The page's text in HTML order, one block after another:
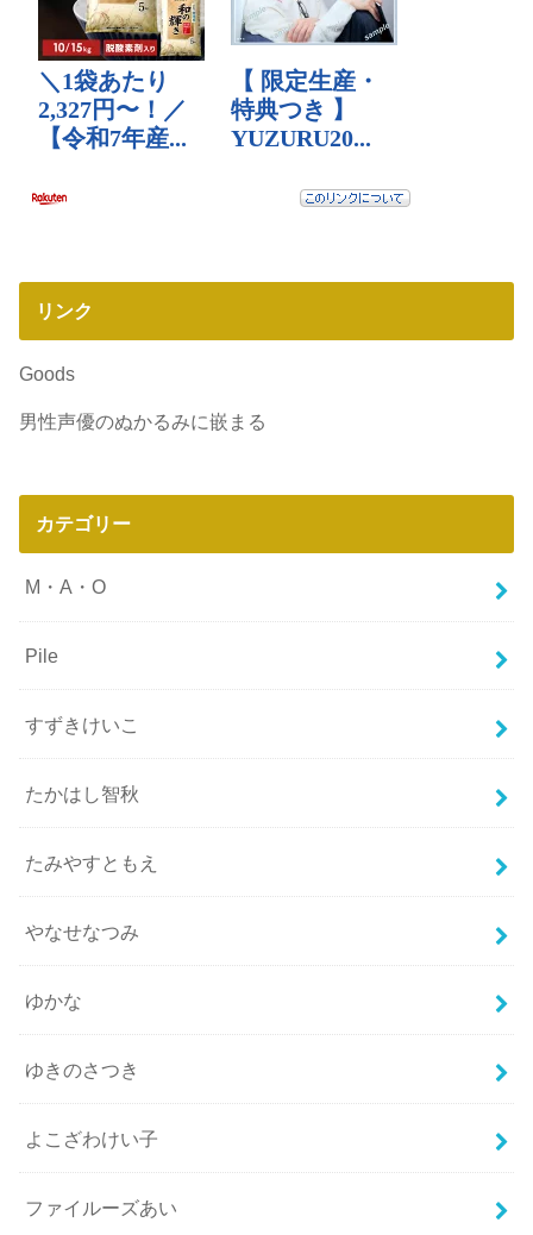
リンク
Goods
男性声優のぬかるみに嵌まる
カテゴリー
M・A・O
Pile
すずきけいこ
たかはし智秋
たみやすともえ
やなせなつみ
ゆかな
ゆきのさつき
よこざわけい子
ファイルーズあい